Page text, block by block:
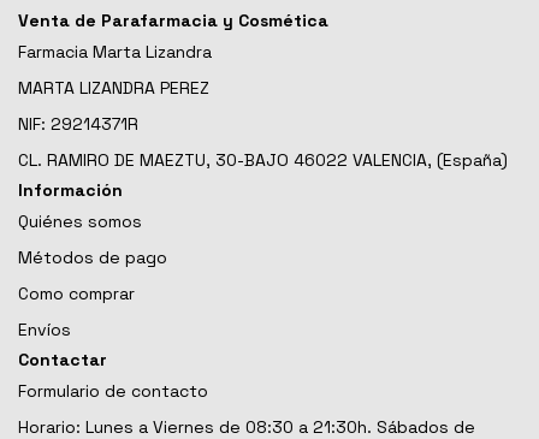
Venta de Parafarmacia y Cosmética
Farmacia Marta Lizandra
MARTA LIZANDRA PEREZ
NIF: 29214371R
CL. RAMIRO DE MAEZTU, 30-BAJO 46022 VALENCIA, (España)
Información
Quiénes somos
Métodos de pago
Como comprar
Envíos
Contactar
Formulario de contacto
Horario: Lunes a Viernes de 08:30 a 21:30h. Sábados de